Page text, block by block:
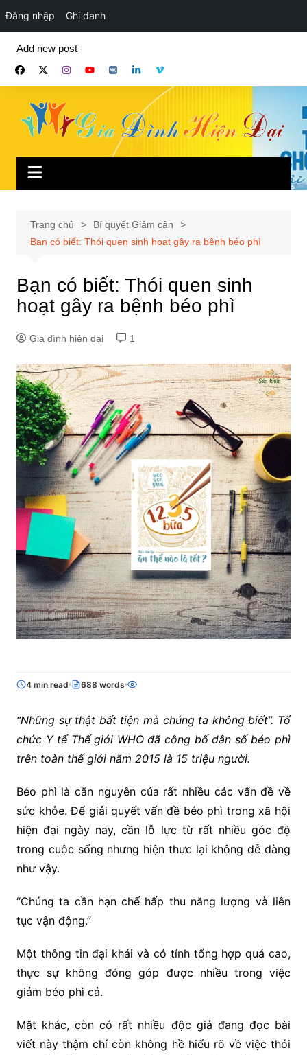
Đăng nhập Ghi danh
phần
Add new post
Trang chủ
Bí quyết Giảm cân
Bạn có biết: Thói quen sinh hoạt gây ra bệnh béo phì
Bạn có biết: Thói quen sinh
hoạt gây ra bệnh béo phì
Gia đình hiện đại 1
4 min read 688 words
“Những sự thật bất tiện mà chúng ta không biết”. Tổ
chức Y tế Thế giới WHO đã công bố dân số béo phì
trên toàn thế giới năm 2015 là 15 triệu người.
Béo phì là căn nguyên của rất nhiều các vấn đề về
sức khỏe. Để giải quyết vấn đề béo phì trong xã hội
hiện đại ngày nay, cần lỗ lực từ rất nhiều góc độ
trong cuộc sống nhưng hiện thực lại không dễ dàng
như vậy.
“Chúng ta cần hạn chế hấp thu năng lượng và liên
tục vận động.”
Một thông tin đại khái và có tính tổng hợp quá cao,
thực sự không đóng góp được nhiều trong việc
giảm béo phì cả.
Mặt khác, còn có rất nhiều độc giả đang đọc bài
viết này thậm chí còn không hề hiểu rõ về việc thói